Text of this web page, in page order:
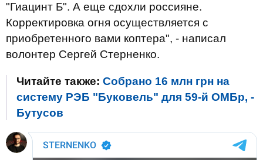
"Гиацинт Б". А еще сдохли россияне.
Корректировка огня осуществляется с
приобретенного вами коптера", - написал
волонтер Сергей Стерненко.
Читайте также: Собрано 16 млн грн на
систему РЭБ "Буковель" для 59-й ОМБр, -
Бутусов